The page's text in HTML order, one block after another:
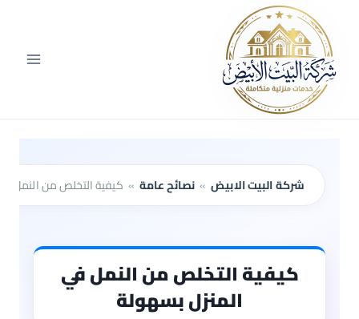
المحتوى
شركة البيت الابيض » نصائح عامة » كيفية التخلص من النمل
كيفية التخلص من النمل في
المنزل بسهولة